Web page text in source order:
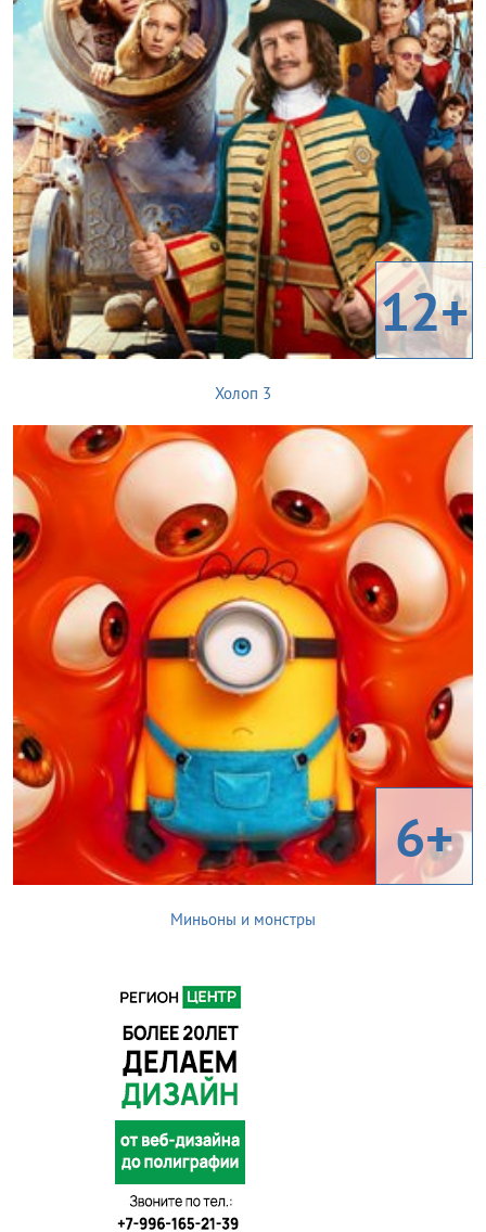
12+
Холоп 3
6+
Миньоны и монстры